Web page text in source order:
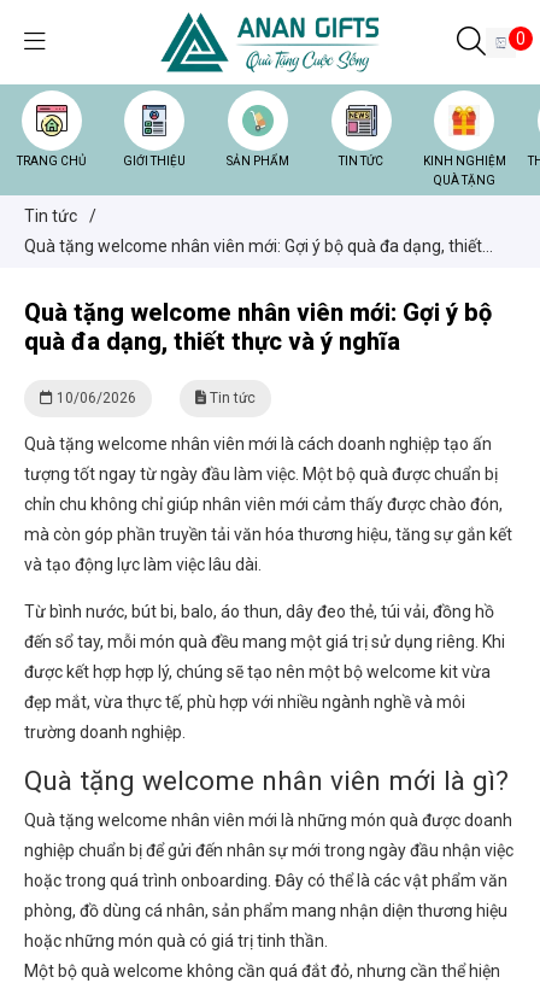
0
TRANG CHỦ GIỚI THIỆU SẢN PHẨM TIN TỨC
KINH NGHIỆM
QUÀ TẶNG
Tin tức
/
Quà tặng welcome nhân viên mới: Gợi ý bộ quà đa dạng, thiết
Quà tặng welcome nhân viên mới: Gợi ý bộ
quà đa dạng, thiết thực và ý nghĩa
10/06/2026 Tin tức
Quà tặng welcome nhân viên mới là cách doanh nghiệp tạo ấn
tượng tốt ngay từ ngày đầu làm việc. Một bộ quà được chuẩn bị
chỉn chu không chỉ giúp nhân viên mới cảm thấy được chào đón,
mà còn góp phần truyền tải văn hóa thương hiệu, tăng sự gắn kết
và tạo động lực làm việc lâu dài.
Từ bình nước, bút bi, balo, áo thun, dây đeo thẻ, túi vải, đồng hồ
đến sổ tay, mỗi món quà đều mang một giá trị sử dụng riêng. Khi
được kết hợp hợp lý, chúng sẽ tạo nên một bộ welcome kit vừa
đẹp mắt, vừa thực tế, phù hợp với nhiều ngành nghề và môi
trường doanh nghiệp.
Quà tặng welcome nhân viên mới là gì?
Quà tặng welcome nhân viên mới là những món quà được doanh
nghiệp chuẩn bị để gửi đến nhân sự mới trong ngày đầu nhận việc
hoặc trong quá trình onboarding. Đây có thể là các vật phẩm văn
phòng, đồ dùng cá nhân, sản phẩm mang nhận diện thương hiệu
hoặc những món quà có giá trị tinh thần.
Một bộ quà welcome không cần quá đắt đỏ, nhưng cần thể hiện